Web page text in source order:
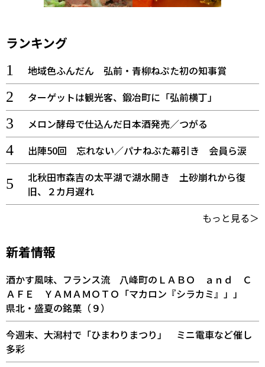
ランキング
地域色ふんだん 弘前・青柳ねぷた初の知事賞
ターゲットは観光客、鍛冶町に「弘前横丁」
メロン酵母で仕込んだ日本酒発売／つがる
出陣50回 忘れない／パナねぶた幕引き 会員ら涙
北秋田市森吉の太平湖で湖水開き 土砂崩れから復
旧、２カ月遅れ
もっと見る＞
新着情報
酒かす風味、フランス流 八峰町のＬＡＢＯ ａｎｄ Ｃ
ＡＦＥ ＹＡＭＡＭＯＴＯ「マカロン『シラカミ』」」
県北・盛夏の銘菓（９）
今週末、大潟村で「ひまわりまつり」 ミニ電車など催し
多彩